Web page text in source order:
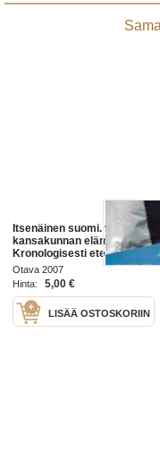
Itsenäinen suomi. 90 vuotta
kansakunnan elämästä,
Kronologisesti etenevä
historiateos Suomesta
maailmanhistorian pyörteissä
Otava 2007
Hinta:
5,00 €
LISÄÄ OSTOSKORIIN